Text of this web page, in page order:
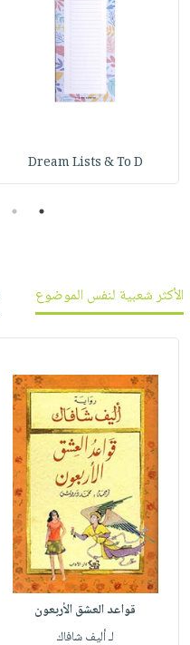
Dream Lists & To D
1
2
الأكثر شعبية لنفس الموضوع
قواعد العشق الأربعون
لـ أليف شافاك